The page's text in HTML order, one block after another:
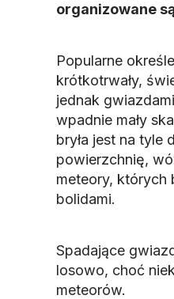
organizowane
Popularne
krótkotrwały,
jednak
wpadnie mały
bryła jest na tyle
powierzchnię,
meteory, których
bolidami.
Spadające
losowo, choć
meteorów.